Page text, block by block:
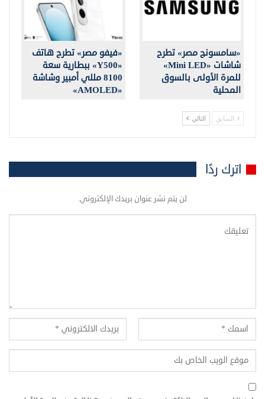
«سامسونج مصر» تطرح
شاشات «Mini LED»
للمرة الأولى بالسوق
المحلية
«فيفو مصر» تطرح هاتف
«Y500» ببطارية سعة
8100 مللي أمبير وشاشة
«AMOLED»
السابق التالي
اترك ردًا
لن يتم نشر عنوان بريدك الإلكتروني.